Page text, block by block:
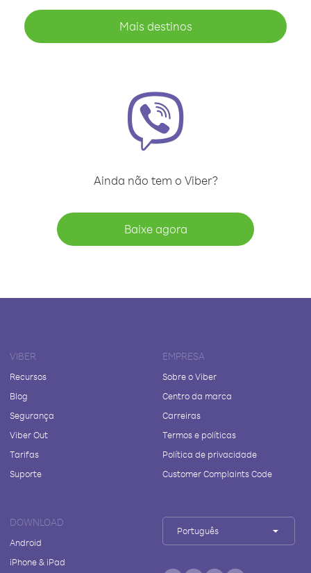
Mais destinos
Ainda não tem o Viber?
Baixe agora
VIBER
Recursos
Blog
Segurança
Viber Out
Tarifas
Suporte
EMPRESA
Sobre o Viber
Centro da marca
Carreiras
Termos e políticas
Política de privacidade
Customer Complaints Code
DOWNLOAD
Android
iPhone & iPad
Português